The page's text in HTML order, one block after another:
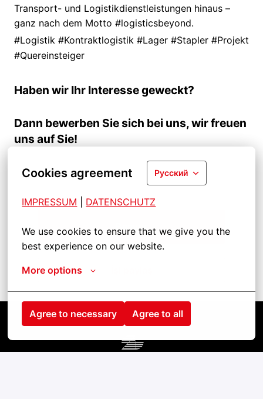
Cookies agreement Русский
IMPRESSUM DATENSCHUTZ
We use cookies to ensure that we give you the
best experience on our website.
More options
Agree to necessary Agree to all
Transport- und Logistikdienstleistungen hinaus –
ganz nach dem Motto #logisticsbeyond.
#Logistik #Kontraktlogistik #Lager #Stapler #Projekt
#Quereinsteiger
Haben wir Ihr Interesse geweckt?
Dann bewerben Sie sich bei uns, wir freuen
uns auf Sie!
Başvur
Startseite